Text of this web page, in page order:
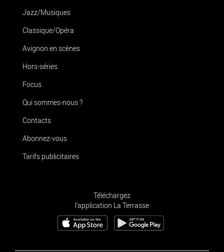
Jazz/Musiques
Classique/Opéra
Avignon en scènes
Hors-séries
Focus
Qui sommes-nous ?
Contacts
Abonnez-vous
Tarifs publicitaires
Téléchargez
l'application La Terrasse